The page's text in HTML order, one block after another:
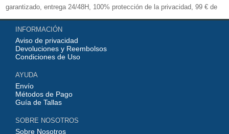
garantizado, entrega 24/48H, 100% protección de la privacidad, 99 € de
compra El envío es gratuito, asistencia para devoluciones y reembolsos,
no lo dude, no compre. Servicio cómodo y cortés, bienvenido a su
pedido.
INFORMACIÓN
Aviso de privacidad
Devoluciones y Reembolsos
Condiciones de Uso
AYUDA
Envío
Métodos de Pago
Guía de Tallas
SOBRE NOSOTROS
Sobre Nosotros